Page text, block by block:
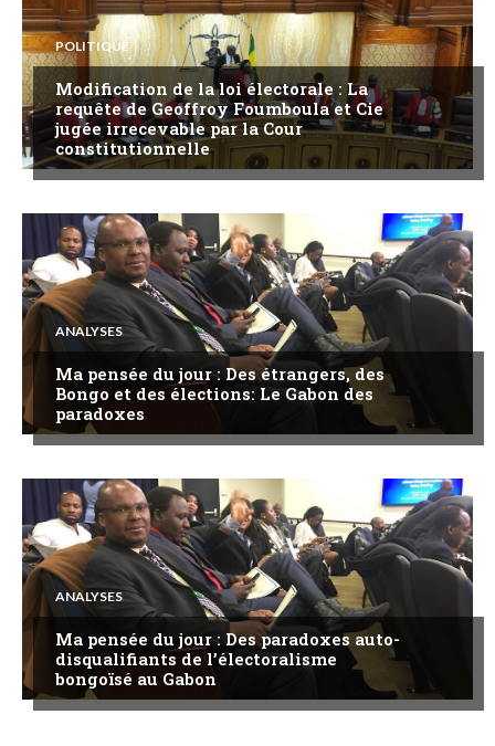
POLITIQUE
Modification de la loi électorale : La
requête de Geoffroy Foumboula et Cie
jugée irrecevable par la Cour
constitutionnelle
ANALYSES
Ma pensée du jour : Des étrangers, des
Bongo et des élections: Le Gabon des
paradoxes
ANALYSES
Ma pensée du jour : Des paradoxes auto-
disqualifiants de l’électoralisme
bongoïsé au Gabon